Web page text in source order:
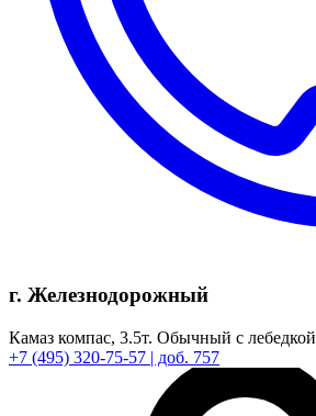
г. Железнодорожный
Камаз компас, 3.5т. Обычный с лебедкой
+7 (495) 320-75-57 | доб. 757